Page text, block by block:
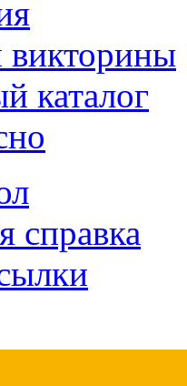
каталог
справка